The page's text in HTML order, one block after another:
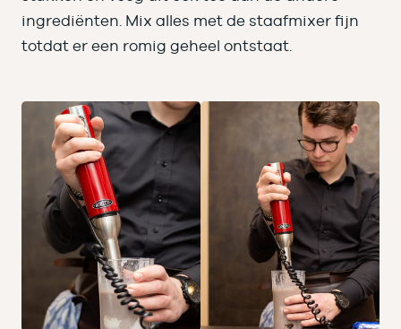
ingrediënten. Mix alles met de staafmixer fijn
totdat er een romig geheel ontstaat.